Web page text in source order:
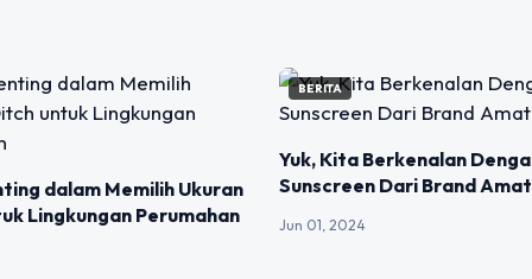
dalam Memilih Ukuran
Lingkungan Perumahan
BERITA
Yuk, Kita Berkenalan
Sunscreen Dari Brand
Jun 01, 2024